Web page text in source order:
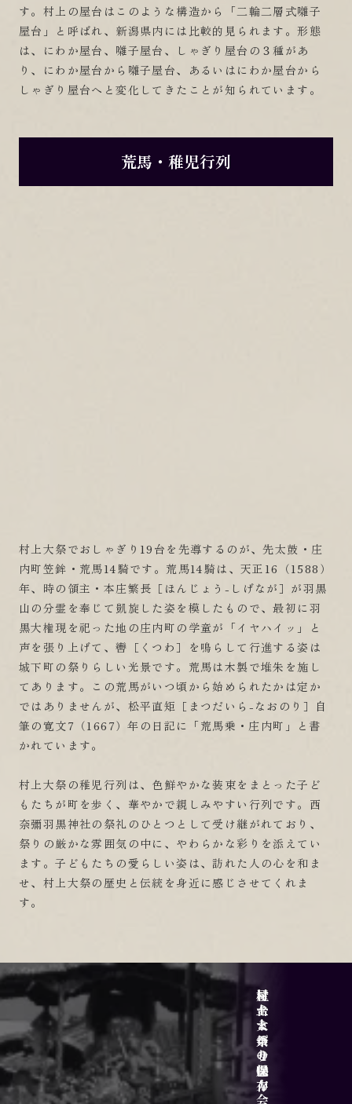
す。村上の屋台はこのような構造から「二輪二層式囃子
屋台」と呼ばれ、新潟県内には比較的見られます。形態
は、にわか屋台、囃子屋台、しゃぎり屋台の３種があ
り、にわか屋台から囃子屋台、あるいはにわか屋台から
しゃぎり屋台へと変化してきたことが知られています。
荒馬・稚児行列
村上大祭でおしゃぎり19台を先導するのが、先太鼓・庄
内町笠鉾・荒馬14騎です。荒馬14騎は、天正16（1588）
年、時の領主・本庄繁長［ほんじょう-しげなが］が羽黒
山の分霊を奉じて凱旋した姿を模したもので、最初に羽
黒大権現を祀った地の庄内町の学童が「イヤハイッ」と
声を張り上げて、轡［くつわ］を鳴らして行進する姿は
城下町の祭りらしい光景です。荒馬は木製で堆朱を施し
てあります。この荒馬がいつ頃から始められたかは定か
ではありませんが、松平直矩［まつだいら-なおのり］自
筆の寛文7（1667）年の日記に「荒馬乗・庄内町」と書
かれています。
村上大祭の稚児行列は、色鮮やかな装束をまとった子ど
もたちが町を歩く、華やかで親しみやすい行列です。西
奈彌羽黒神社の祭礼のひとつとして受け継がれており、
祭りの厳かな雰囲気の中に、やわらかな彩りを添えてい
ます。子どもたちの愛らしい姿は、訪れた人の心を和ま
せ、村上大祭の歴史と伝統を身近に感じさせてくれま
す。
サイトポリシー
アクセス
屋台と乗せ物
村上大祭の魅力
村上まつり保存会